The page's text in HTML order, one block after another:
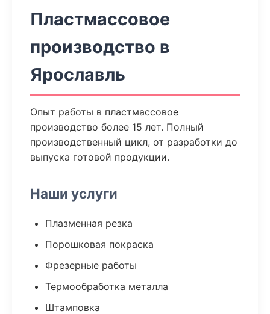
Пластмассовое
производство в
Ярославль
Опыт работы в пластмассовое
производство более 15 лет. Полный
производственный цикл, от разработки до
выпуска готовой продукции.
Наши услуги
Плазменная резка
Порошковая покраска
Фрезерные работы
Термообработка металла
Штамповка